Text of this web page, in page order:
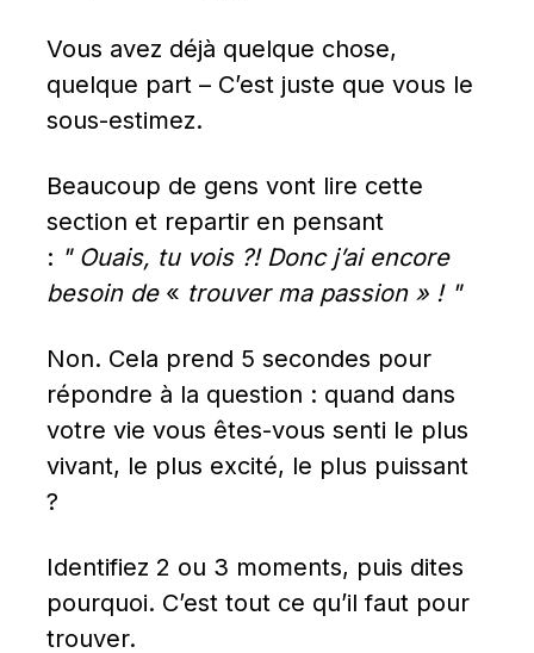
Vous avez déjà quelque chose,
quelque part – C’est juste que vous le
sous-estimez.
Beaucoup de gens vont lire cette
section et repartir en pensant
: " Ouais, tu vois ?! Donc j’ai encore
besoin de « trouver ma passion » ! "
Non. Cela prend 5 secondes pour
répondre à la question : quand dans
votre vie vous êtes-vous senti le plus
vivant, le plus excité, le plus puissant
?
Identifiez 2 ou 3 moments, puis dites
pourquoi. C’est tout ce qu’il faut pour
trouver.